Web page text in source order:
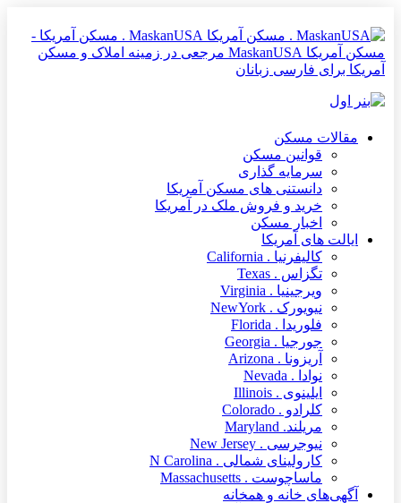
MaskanUSA . مسکن آمریکا -
مسکن آمریکا MaskanUSA مرجعی در زمینه املاک و مسکن
آمریکا برای فارسی زبانان
مقالات مسکن
قوانین مسکن
سرمایه گذاری
دانستنی های مسکن آمریکا
خرید و فروش ملک در آمریکا
اخبار مسکن
ایالت های آمریکا
کالیفرنیا . California
تگزاس . Texas
ویرجینیا . Virginia
نیویورک . NewYork
فلوریدا . Florida
جورجیا . Georgia
آریزونا . Arizona
نوادا . Nevada
ایلینوی . Illinois
کلرادو . Colorado
مریلند. Maryland
نیوجرسی . New Jersey
کارولینای شمالی . N Carolina
ماساچوست . Massachusetts
آگهی‌های خانه و همخانه